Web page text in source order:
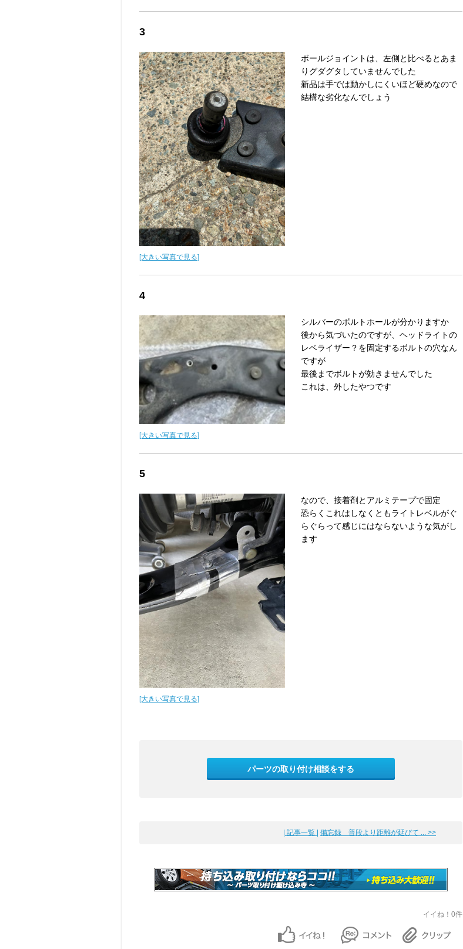
3
[大きい写真で見る]
ボールジョイントは、左側と比べるとあま
りグダグタしていませんでした
新品は手では動かしにくいほど硬めなので
結構な劣化なんでしょう
4
[大きい写真で見る]
シルバーのボルトホールが分かりますか
後から気づいたのですが、ヘッドライトの
レベライザー？を固定するボルトの穴なん
ですが
最後までボルトが効きませんでした
これは、外したやつです
5
[大きい写真で見る]
なので、接着剤とアルミテープで固定
恐らくこれはしなくともライトレベルがぐ
らぐらって感じにはならないような気がし
ます
パーツの取り付け相談をする
| 記事一覧 | 備忘録 普段より距離が延びて ... >>
イイね！0件